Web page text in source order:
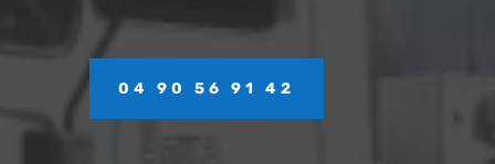
04 90 56 91 42